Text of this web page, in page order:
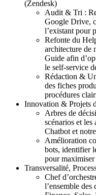
(Zendesk)
Audit & Tri :
Google Drive,
l’existant pour
Refonte du
architecture de
Guide afin
le self-service
Rédaction &
des fiches
procédures
Innovation & Projets
Arbres de
scénarios et
Chatbot et
Amélioration
bots, identifier
pour
Transversalité,
Chef
l’ensemble des